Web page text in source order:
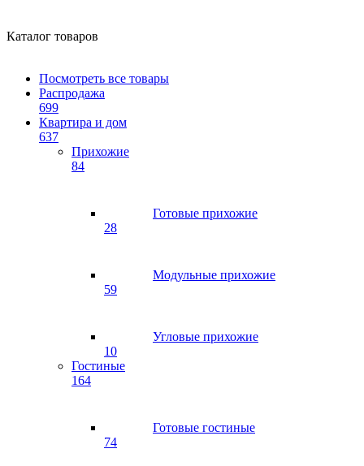
Каталог товаров
Посмотреть все товары
Распродажа
699
Квартира и дом
637
Прихожие
84
Готовые прихожие
28
Модульные прихожие
59
Угловые прихожие
10
Гостиные
164
Готовые гостиные
74